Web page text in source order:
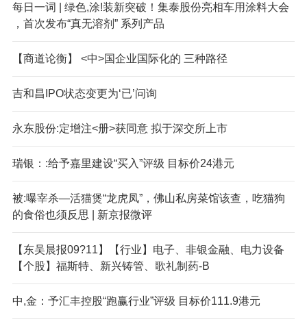
每日一词 | 绿色,涂!装新突破！集泰股份亮相车用涂料大会
，首次发布“真无溶剂” 系列产品
【商道论衡】 <中>国企业国际化的 三种路径
吉和昌IPO状态变更为‘已’问询
永东股份:定增注<册>获同意 拟于深交所上市
瑞银：:给予嘉里建设“买入”评级 目标价24港元
被:曝宰杀—活猫煲“龙虎凤”，佛山私房菜馆该查，吃猫狗
的食俗也须反思 | 新京报微评
【东吴晨报09?11】【行业】电子、非银金融、电力设备
【个股】福斯特、新兴铸管、歌礼制药-B
中,金：予汇丰控股“跑赢行业”评级 目标价111.9港元